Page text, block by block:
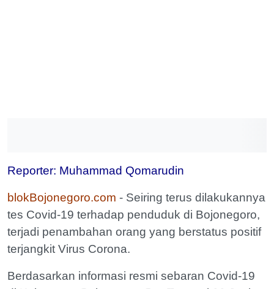
Reporter: Muhammad Qomarudin
blokBojonegoro.com - Seiring terus dilakukannya
tes Covid-19 terhadap penduduk di Bojonegoro,
terjadi penambahan orang yang berstatus positif
terjangkit Virus Corona.
Berdasarkan informasi resmi sebaran Covid-19